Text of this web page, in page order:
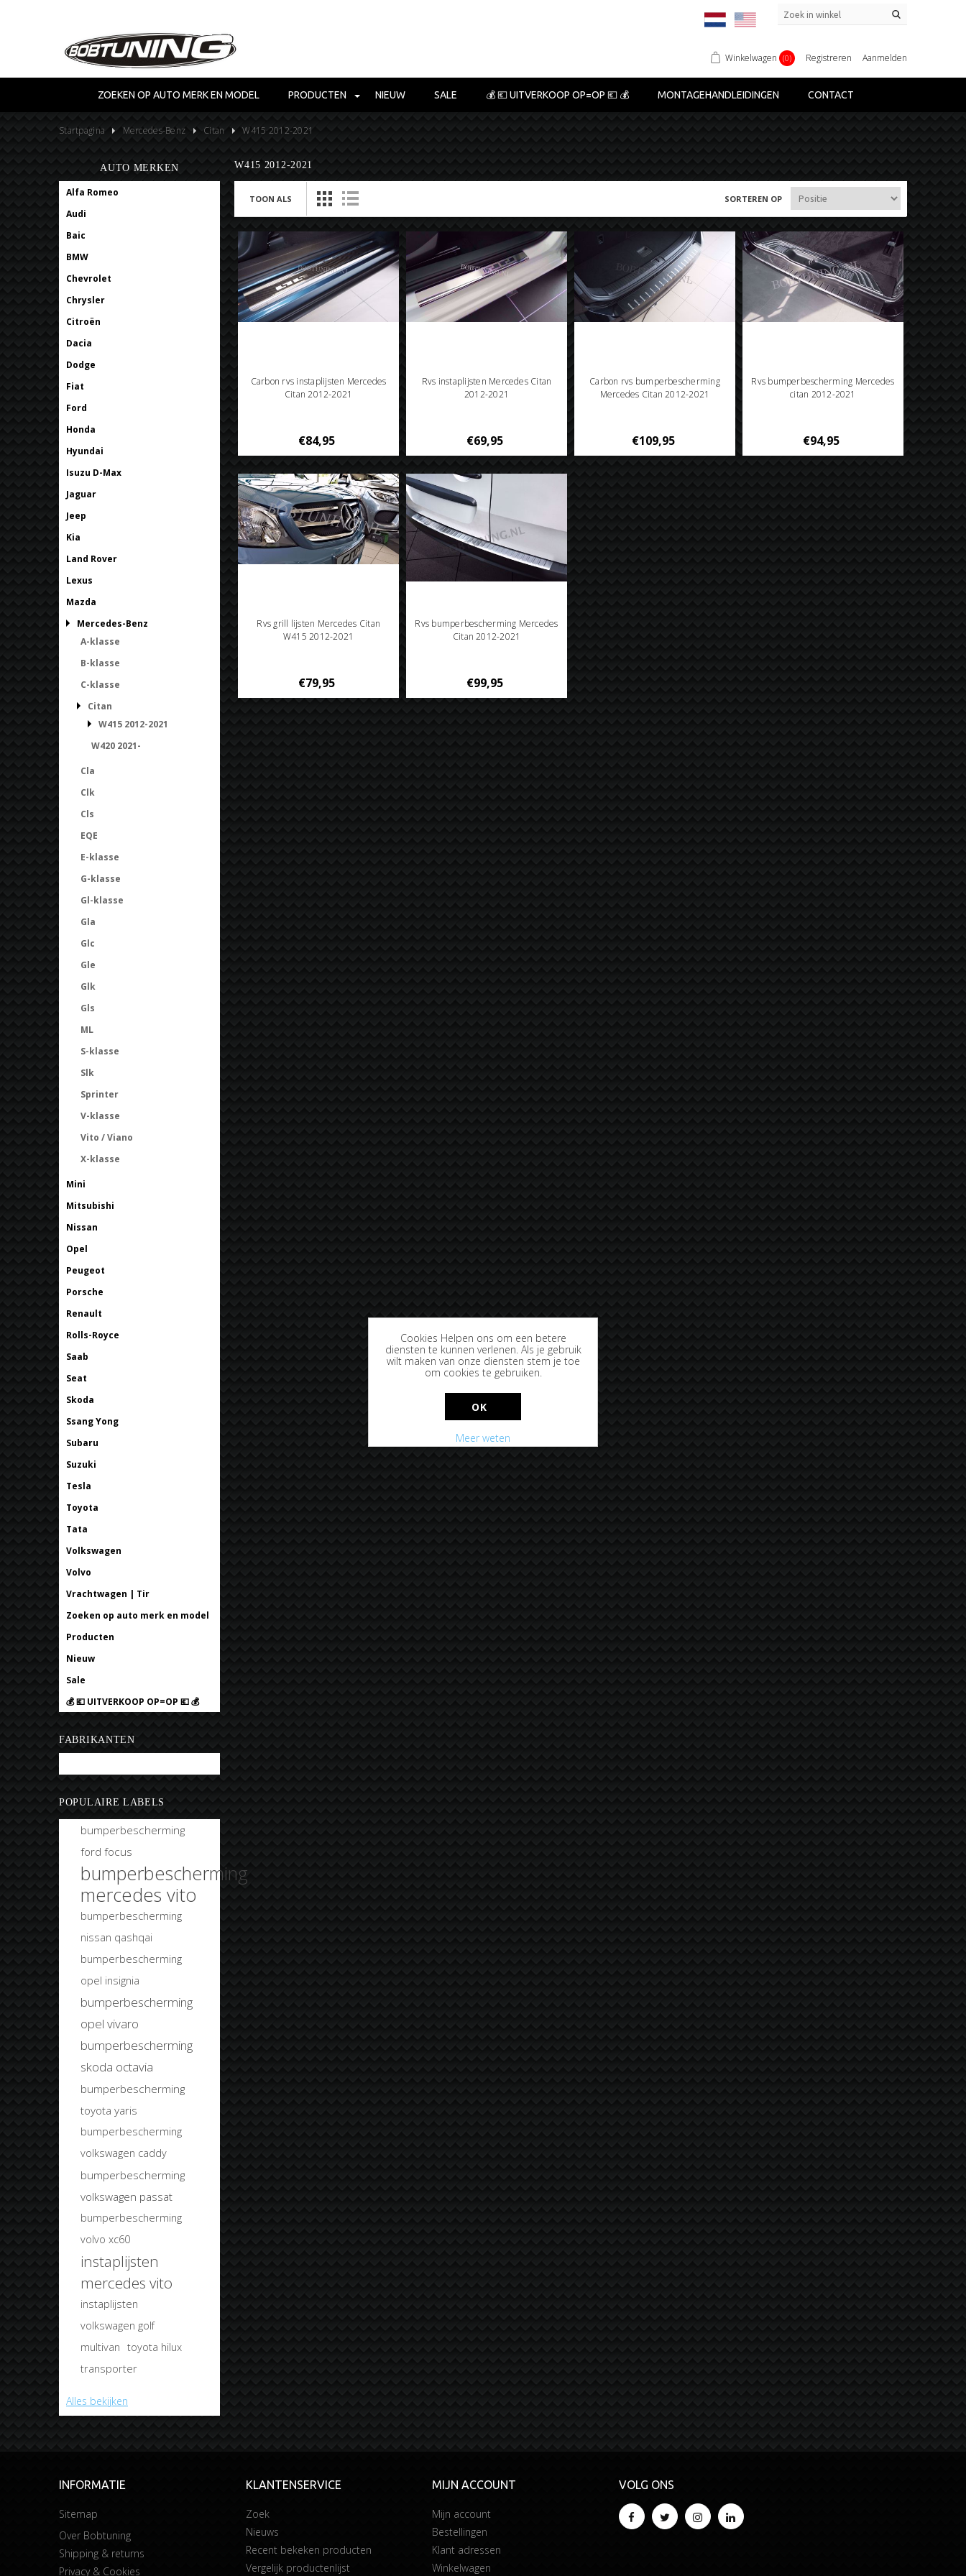
Winkelwagen (0) Registreren Aanmelden
ZOEKEN OP AUTO MERK EN MODEL PRODUCTEN NIEUW SALE 💰 💶 UITVERKOOP OP=OP 💶 💰 MONTAGEHANDLEIDINGEN CONTACT
Startpagina Mercedes-Benz Citan W415 2012-2021
AUTO MERKEN
Alfa Romeo
Audi
Baic
BMW
Chevrolet
Chrysler
Citroën
Dacia
Dodge
Fiat
Ford
Honda
Hyundai
Isuzu D-Max
Jaguar
Jeep
Kia
Land Rover
Lexus
Mazda
Mercedes-Benz
A-klasse
B-klasse
C-klasse
Citan
W415 2012-2021
W420 2021-
Cla
Clk
Cls
EQE
E-klasse
G-klasse
Gl-klasse
Gla
Glc
Gle
Glk
Gls
ML
S-klasse
Slk
Sprinter
V-klasse
Vito / Viano
X-klasse
Mini
Mitsubishi
Nissan
Opel
Peugeot
Porsche
Renault
Rolls-Royce
Saab
Seat
Skoda
Ssang Yong
Subaru
Suzuki
Tesla
Toyota
Tata
Volkswagen
Volvo
Vrachtwagen | Tir
Zoeken op auto merk en model
Producten
Nieuw
Sale
💰 💶 UITVERKOOP OP=OP 💶 💰
FABRIKANTEN
POPULAIRE LABELS
bumperbescherming
ford focus
bumperbescherming
mercedes vito
bumperbescherming
nissan qashqai
bumperbescherming
opel insignia
bumperbescherming
opel vivaro
bumperbescherming
skoda octavia
bumperbescherming
toyota yaris
bumperbescherming
volkswagen caddy
bumperbescherming
volkswagen passat
bumperbescherming
volvo xc60
instaplijsten
mercedes vito
instaplijsten
volkswagen golf
multivan toyota hilux
transporter
Alles bekijken
W415 2012-2021
TOON ALS SORTEREN OP
Carbon rvs instaplijsten Mercedes
Citan 2012-2021
€84,95
Rvs instaplijsten Mercedes Citan
2012-2021
€69,95
Carbon rvs bumperbescherming
Mercedes Citan 2012-2021
€109,95
Rvs bumperbescherming Mercedes
citan 2012-2021
€94,95
Rvs grill lijsten Mercedes Citan
W415 2012-2021
€79,95
Rvs bumperbescherming Mercedes
Citan 2012-2021
€99,95
INFORMATIE
Sitemap
Over Bobtuning
Shipping & returns
Privacy & Cookies
KLANTENSERVICE
Zoek
Nieuws
Recent bekeken producten
Vergelijk productenlijst
MIJN ACCOUNT
Mijn account
Bestellingen
Klant adressen
Winkelwagen
VOLG ONS
Cookies Helpen ons om een betere
diensten te kunnen verlenen. Als je gebruik
wilt maken van onze diensten stem je toe
om cookies te gebruiken.
OK
Meer weten